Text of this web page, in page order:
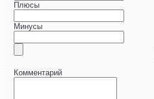
Плюсы
Минусы
Комментарий